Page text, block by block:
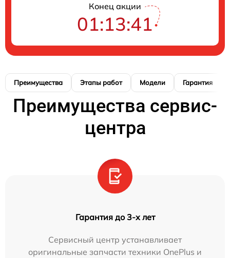
Конец акции
01:13:41
Преимущества Этапы работ Модели Гарантия
Преимущества сервис-
центра
Гарантия до 3-х лет
Сервисный центр устанавливает
оригинальные запчасти техники OnePlus и